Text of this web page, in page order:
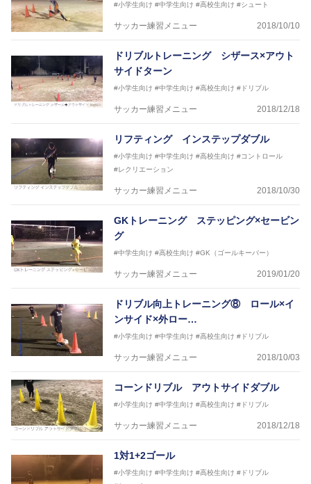
#小学生向け #中学生向け #高校生向け #シュート
サッカー練習メニュー 2018/10/10
ドリブルトレーニング シザース×アウト
サイドターン
#小学生向け #中学生向け #高校生向け #ドリブル
サッカー練習メニュー 2018/12/18
リフティング インステップダブル
#小学生向け #中学生向け #高校生向け #コントロール
#レクリエーション
サッカー練習メニュー 2018/10/30
GKトレーニング ステッピング×セービン
グ
#中学生向け #高校生向け #GK（ゴールキーパー）
サッカー練習メニュー 2019/01/20
ドリブル向上トレーニング⑧ ロール×イ
ンサイド×外ロー…
#小学生向け #中学生向け #高校生向け #ドリブル
サッカー練習メニュー 2018/10/03
コーンドリブル アウトサイドダブル
#小学生向け #中学生向け #高校生向け #ドリブル
サッカー練習メニュー 2018/12/18
1対1+2ゴール
#小学生向け #中学生向け #高校生向け #ドリブル